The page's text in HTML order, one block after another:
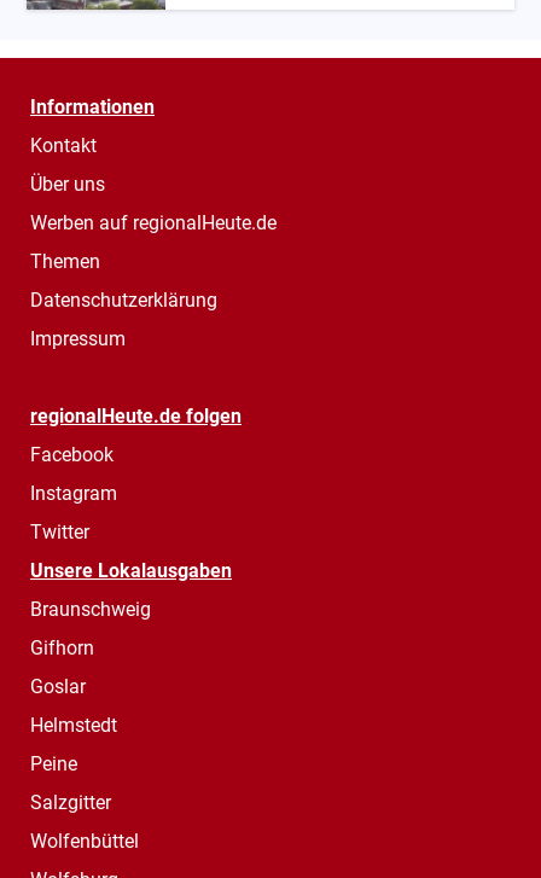
Informationen
Kontakt
Über uns
Werben auf regionalHeute.de
Themen
Datenschutzerklärung
Impressum
regionalHeute.de folgen
Facebook
Instagram
Twitter
Unsere Lokalausgaben
Braunschweig
Gifhorn
Goslar
Helmstedt
Peine
Salzgitter
Wolfenbüttel